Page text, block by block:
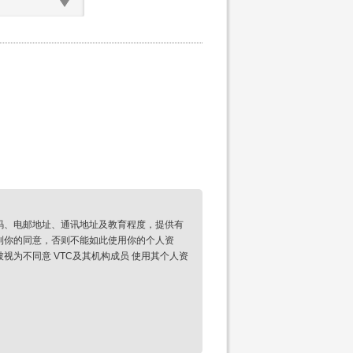
电邮地址、通讯地址及教育程度，提供有
的同意，否则不能如此使用你的个人资
为不同意 VTC及其机构成员 使用其个人资